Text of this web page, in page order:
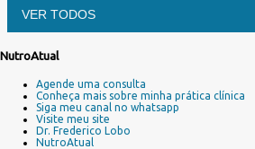
VER TODOS
NutroAtual
Agende uma consulta
Conheça mais sobre minha prática clínica
Siga meu canal no whatsapp
Visite meu site
Dr. Frederico Lobo
NutroAtual